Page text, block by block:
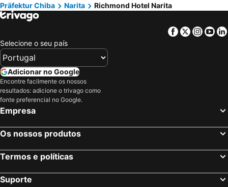
Präfektur Chiba
Narita Richmond Hotel Narita
Facebook
Twitter
Selecione o seu país
Adicionar no Google
Encontre facilmente os nossos
resultados: adicione o trivago como
fonte preferencial no Google.
Empresa
Os nossos produtos
Termos e políticas
Suporte